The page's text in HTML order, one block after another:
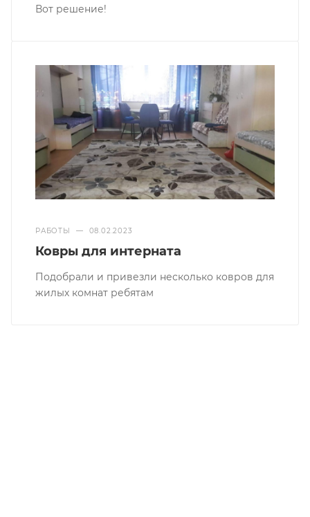
Вот решение!
РАБОТЫ — 08.02.2023
Ковры для интерната
Подобрали и привезли несколько ковров для
жилых комнат ребятам